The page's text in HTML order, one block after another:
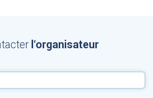
l‘organisateur